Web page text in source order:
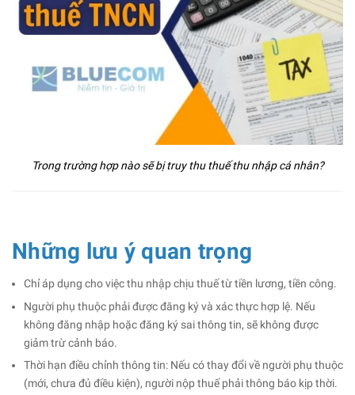
Trong trường hợp nào sẽ bị truy thu thuế thu nhập cá nhân?
Những lưu ý quan trọng
Chỉ áp dụng cho việc thu nhập chịu thuế từ tiền lương, tiền công.
Người phụ thuộc phải được đăng ký và xác thực hợp lệ. Nếu
không đăng nhập hoặc đăng ký sai thông tin, sẽ không được
giảm trừ cảnh báo.
Thời hạn điều chỉnh thông tin: Nếu có thay đổi về người phụ thuộc
(mới, chưa đủ điều kiện), người nộp thuế phải thông báo kịp thời.